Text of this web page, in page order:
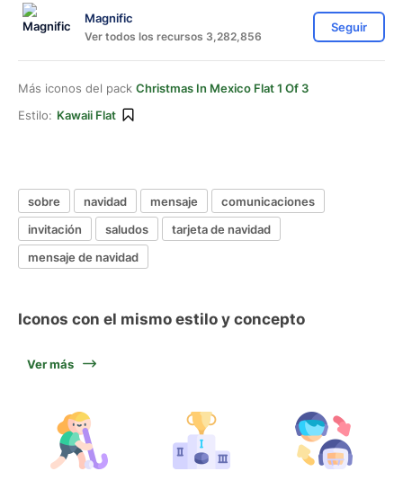
Magnific
Ver todos los recursos 3,282,856
Seguir
Más iconos del pack Christmas In Mexico Flat 1 Of 3
Estilo: Kawaii Flat
sobre navidad mensaje
comunicaciones
invitación
saludos
tarjeta de navidad
mensaje de navidad
Iconos con el mismo estilo y concepto
Ver más